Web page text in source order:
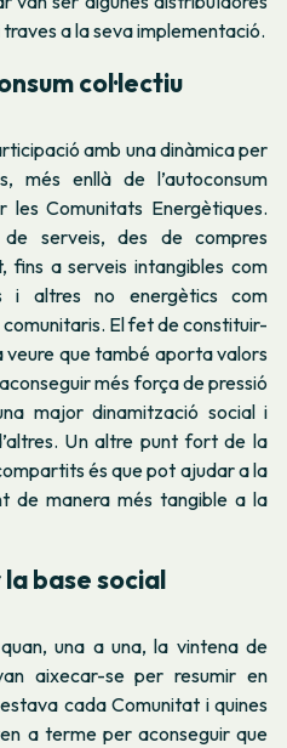
a la seva implementació.
col·lectiu
amb una dinàmica per
més enllà de l’autoconsum
Comunitats Energètiques.
serveis, des de compres
fins a serveis intangibles com
i altres no energètics com
El fet de constituir-
que també aporta valors
més força de pressió
major dinamització social i
Un altre punt fort de la
és que pot ajudar a la
de manera més tangible a la
base social
una a una, la vintena de
aixecar-se per resumir en
cada Comunitat i quines
a terme per aconseguir que